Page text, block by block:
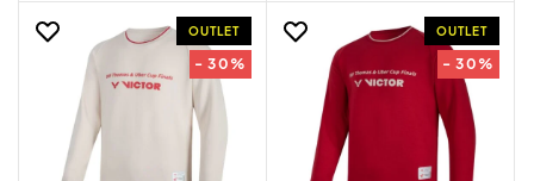
OUTLET
- 30%
OUTLET
- 30%